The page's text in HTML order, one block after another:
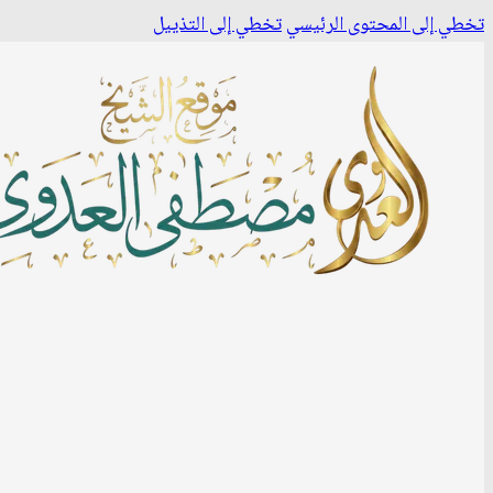
تخطي إلى المحتوى الرئيسيتخطي إلى التذييل